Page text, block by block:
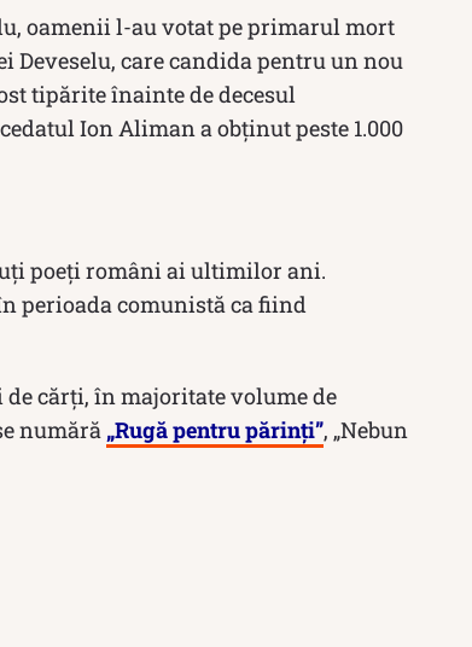
oamenii l-au votat pe primarul mort
Deveselu, care candida pentru un nou
tipărite înainte de decesul
Ion Aliman a obținut peste 1.000
poeți români ai ultimilor ani.
perioada comunistă ca fiind
de cărți, în majoritate volume de
numără „Rugă pentru părinți”, „Nebun